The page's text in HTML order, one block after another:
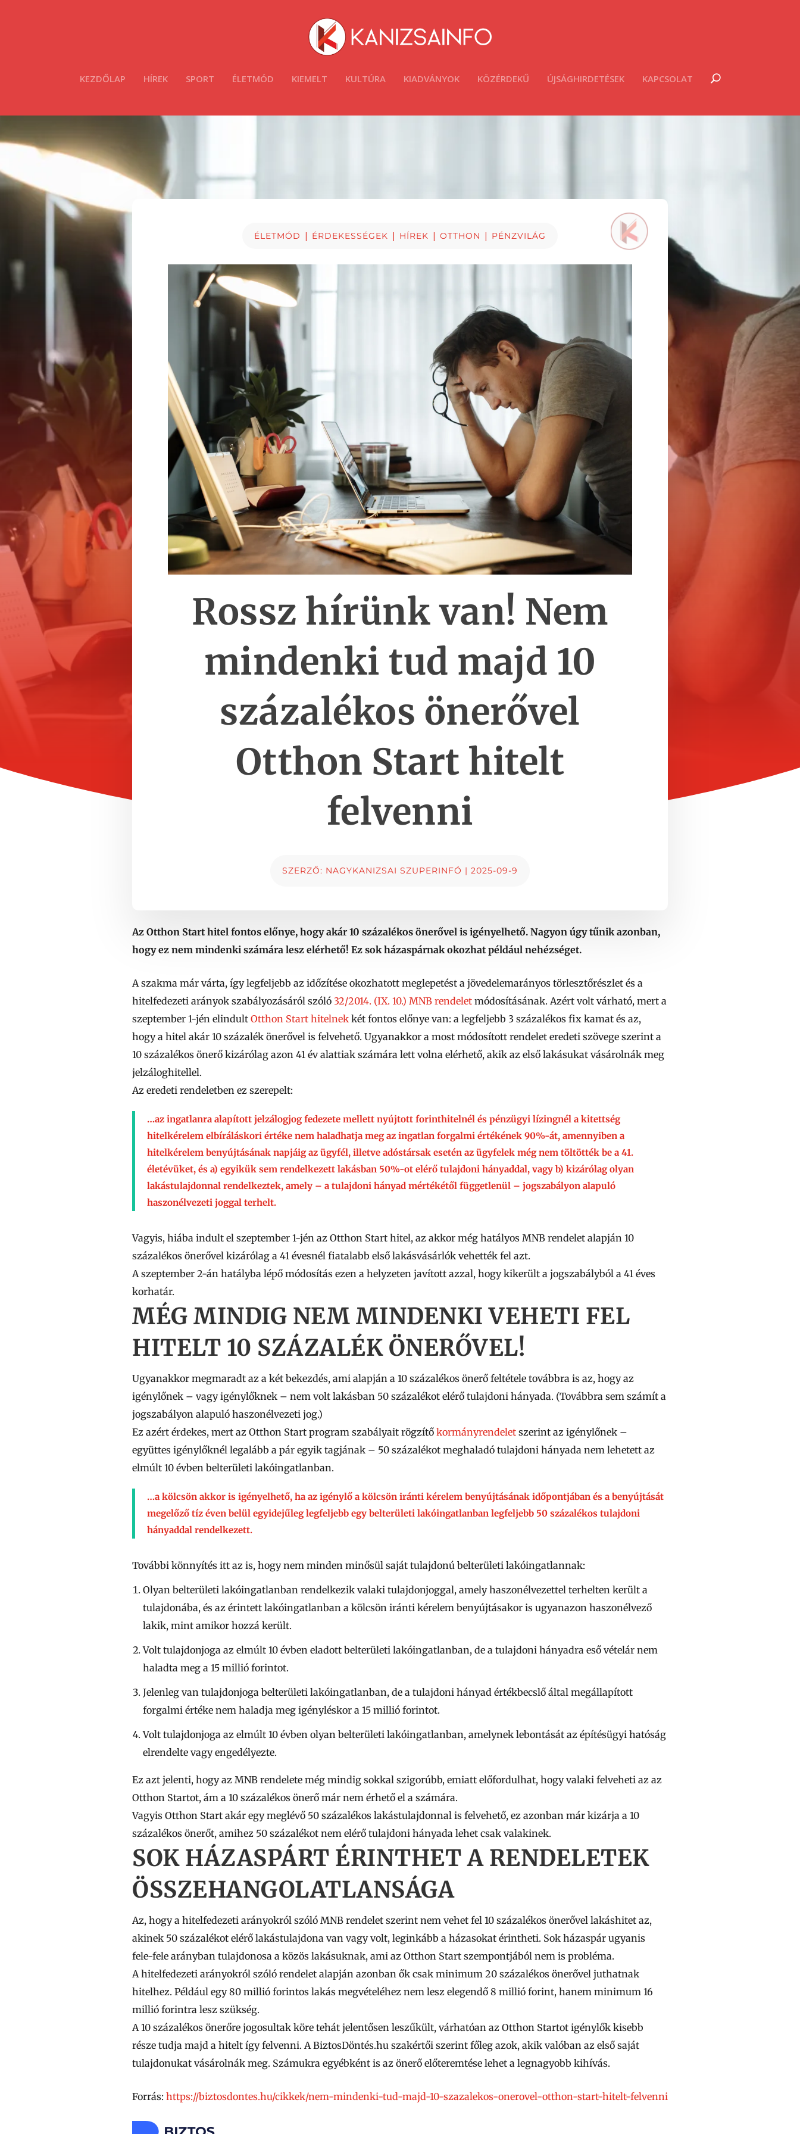
KEZDŐLAP HÍREK SPORT ÉLETMÓD KIEMELT KULTÚRA KIADVÁNYOK KÖZÉRDEKŰ ÚJSÁGHIRDETÉSEK KAPCSOLAT
ÉLETMÓD | ÉRDEKESSÉGEK | HÍREK | OTTHON | PÉNZVILÁG
Rossz hírünk van! Nem
mindenki tud majd 10
százalékos önerővel
Otthon Start hitelt
felvenni
SZERZŐ: NAGYKANIZSAI SZUPERINFÓ | 2025-09-9
Az Otthon Start hitel fontos előnye, hogy akár 10 százalékos önerővel is igényelhető. Nagyon úgy tűnik azonban,
hogy ez nem mindenki számára lesz elérhető! Ez sok házaspárnak okozhat például nehézséget.
A szakma már várta, így legfeljebb az időzítése okozhatott meglepetést a jövedelemarányos törlesztőrészlet és a
hitelfedezeti arányok szabályozásáról szóló 32/2014. (IX. 10.) MNB rendelet módosításának. Azért volt várható, mert a
szeptember 1-jén elindult Otthon Start hitelnek két fontos előnye van: a legfeljebb 3 százalékos fix kamat és az,
hogya hitel akár 10 százalék önerővel is felvehető. Ugyanakkor a most módosított rendelet eredeti szövege szerint a
10 százalékos önerő kizárólag azon 41 év alattiak számára lett volna elérhető, akik az első lakásukat vásárolnák meg
jelzáloghitellel.
Az eredeti rendeletben ez szerepelt:
…az ingatlanra alapított jelzálogjog fedezete mellett nyújtott forinthitelnél és pénzügyi lízingnél a kitettség
hitelkérelem elbíráláskori értéke nem haladhatja meg az ingatlan forgalmi értékének 90%-át, amennyiben a
hitelkérelem benyújtásának napjáig az ügyfél, illetve adóstársak esetén az ügyfelek még nem töltötték be a 41.
életévüket, és a) egyikük sem rendelkezett lakásban 50%-ot elérő tulajdoni hányaddal, vagy b) kizárólag olyan
lakástulajdonnal rendelkeztek, amely – a tulajdoni hányad mértékétől függetlenül – jogszabályon alapuló
haszonélvezeti joggal terhelt.
Vagyis, hiába indult el szeptember 1-jén az Otthon Start hitel, az akkor még hatályos MNB rendelet alapján 10
százalékos önerővel kizárólag a 41 évesnél fiatalabb első lakásvásárlók vehették fel azt.
A szeptember 2-án hatályba lépő módosítás ezen a helyzeten javított azzal, hogykikerült a jogszabályból a 41 éves
korhatár.
MÉG MINDIG NEM MINDENKI VEHETI FEL
HITELT 10 SZÁZALÉK ÖNERŐVEL!
Ugyanakkor megmaradt az a két bekezdés, ami alapján a 10 százalékos önerő feltétele továbbra is az, hogyaz
igénylőnek – vagy igénylőknek – nem volt lakásban 50 százalékot elérő tulajdoni hányada. (Továbbra sem számít a
jogszabályon alapuló haszonélvezeti jog.)
Ez azért érdekes, mert az Otthon Start program szabályait rögzítő kormányrendelet szerint az igénylőnek –
együttes igénylőknél legalább a pár egyik tagjának – 50 százalékot meghaladó tulajdoni hányada nem lehetett az
elmúlt 10 évben belterületi lakóingatlanban.
…a kölcsön akkor is igényelhető, ha az igénylő a kölcsön iránti kérelem benyújtásának időpontjában és a benyújtását
megelőző tíz éven belül egyidejűleg legfeljebb egy belterületi lakóingatlanban legfeljebb 50 százalékos tulajdoni
hányaddal rendelkezett.
További könnyítés itt az is, hogy nem minden minősül saját tulajdonú belterületi lakóingatlannak:
Olyan belterületi lakóingatlanban rendelkezik valaki tulajdonjoggal, amely haszonélvezettel terhelten került a
tulajdonába, és az érintett lakóingatlanban a kölcsön iránti kérelem benyújtásakor is ugyanazon haszonélvező
lakik, mint amikor hozzá került.
Volt tulajdonjoga az elmúlt 10 évben eladott belterületi lakóingatlanban, de a tulajdoni hányadra eső vételár nem
haladta meg a15 millió forintot.
Jelenleg van tulajdonjoga belterületi lakóingatlanban, de a tulajdoni hányad értékbecslő által megállapított
forgalmi értéke nem haladja meg igényléskor a15 millió forintot.
Volt tulajdonjoga az elmúlt 10 évben olyan belterületi lakóingatlanban, amelynek lebontását az építésügyi hatóság
elrendelte vagy engedélyezte.
Ez azt jelenti, hogy az MNB rendelete még mindig sokkal szigorúbb, emiatt előfordulhat, hogy valaki felveheti az az
Otthon Startot, ám a 10 százalékos önerő már nem érhető el a számára.
Vagyis Otthon Start akár egy meglévő 50 százalékos lakástulajdonnal is felvehető, ez azonban már kizárja a 10
százalékos önerőt, amihez 50 százalékot nem elérő tulajdoni hányada lehet csak valakinek.
SOK HÁZASPÁRT ÉRINTHET A RENDELETEK
ÖSSZEHANGOLATLANSÁGA
Az, hogy a hitelfedezeti arányokról szóló MNB rendelet szerint nem vehet fel 10 százalékos önerővel lakáshitet az,
akinek 50 százalékot elérő lakástulajdona van vagy volt, leginkább a házasokat érintheti. Sok házaspár ugyanis
fele-fele arányban tulajdonosa a közös lakásuknak, ami az Otthon Start szempontjából nem is probléma.
A hitelfedezeti arányokról szóló rendelet alapján azonban ők csak minimum 20 százalékos önerővel juthatnak
hitelhez. Például egy 80 millió forintos lakás megvételéhez nem lesz elegendő 8 millió forint, hanem minimum 16
millió forintra lesz szükség.
A 10 százalékos önerőre jogosultak köre tehát jelentősen leszűkült, várhatóan az Otthon Startot igénylők kisebb
része tudja majd a hitelt így felvenni. A BiztosDöntés.hu szakértői szerint főleg azok, akik valóban az első saját
tulajdonukat vásárolnák meg. Számukra egyébként is az önerő előteremtése lehet a legnagyobb kihívás.
Forrás: https://biztosdontes.hu/cikkek/nem-mindenki-tud-majd-10-szazalekos-onerovel-otthon-start-hitelt-felvenni